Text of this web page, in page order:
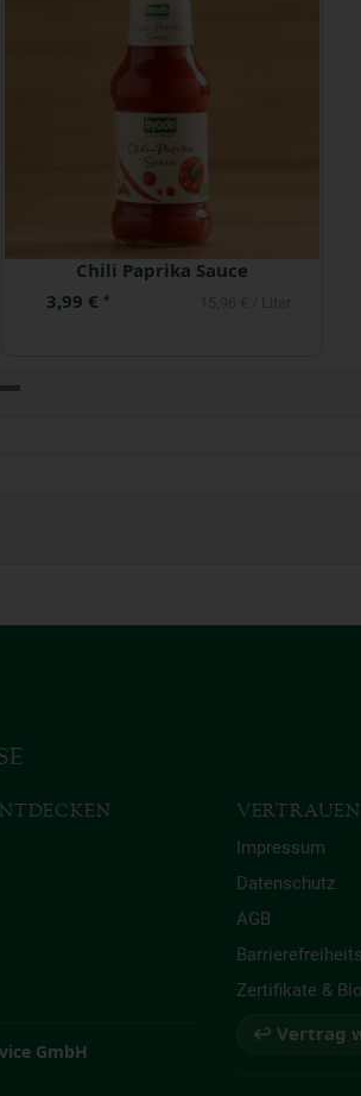
Chili Paprika Sauce
3,99 € *
GmbH
Impressum
Datenschutz
AGB
Zertifikate &
↩ Vertrag